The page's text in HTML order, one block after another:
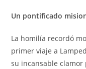
Un pontificado
La homilía recordó
primer viaje a
su incansable